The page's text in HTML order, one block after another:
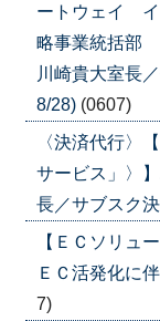
ートウェイ イ
略事業統括部
川崎貴大室長
8/28) (0607)
〈決済代行〉
サービス」〉
長／サブスク
【ＥＣソリュ
ＥＣ活発化に
7)